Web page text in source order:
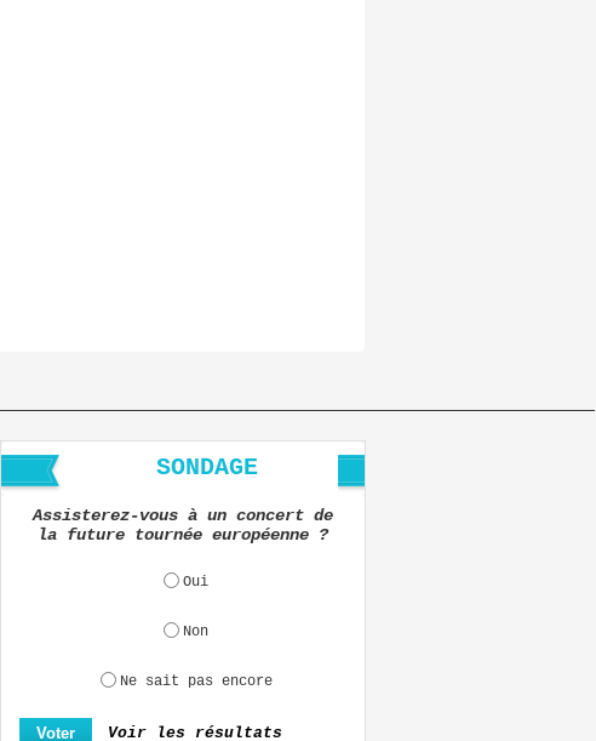
SONDAGE
Assisterez-vous à un concert de
la future tournée européenne ?
Oui
Non
Ne sait pas encore
Voir les résultats